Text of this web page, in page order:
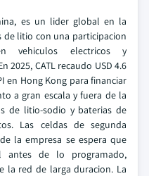
es un lider global en la
de litio con una participacion
vehiculos electricos y
2025, CATL recaudo USD 4.6
en Hong Kong para financiar
a gran escala y fuera de la
de litio-sodio y baterias de
Las celdas de segunda
la empresa se espera que
antes de lo programado,
la red de larga duracion. La